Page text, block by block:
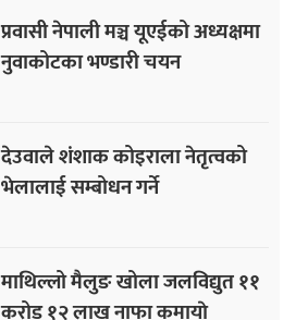
प्रवासी नेपाली मञ्च यूएईको अध्यक्षमा
नुवाकोटका भण्डारी चयन
देउवाले शंशाक कोइराला नेतृत्वको
भेलालाई सम्बोधन गर्ने
माथिल्लो मैलुङ खोला जलविद्युत ११
करोड १२ लाख नाफा कमायाे